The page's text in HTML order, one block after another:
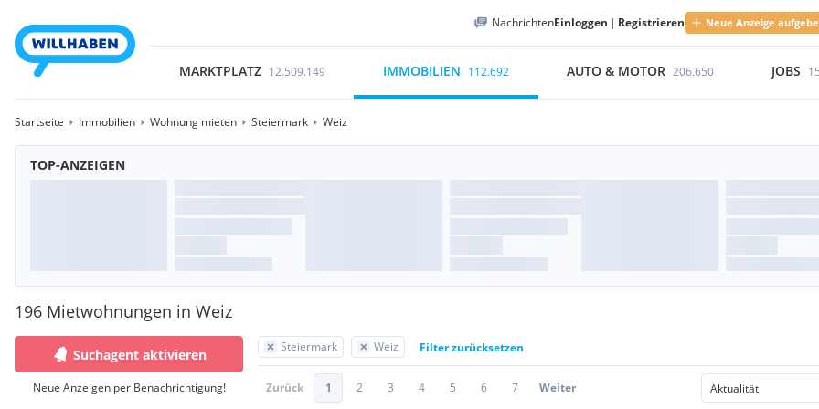
NachrichtenEinloggen | Registrieren Neue Anzeige
MARKTPLATZ 12.509.149 IMMOBILIEN 112.692 AUTO & MOTOR 206.650 JOBS
Startseite Immobilien Wohnung mieten Steiermark Weiz
TOP-ANZEIGEN
196 Mietwohnungen in Weiz
Suchagent aktivieren
Neue Anzeigen per Benachrichtigung!
Steiermark Weiz Filter zurücksetzen
Zurück 1 2 3 4 5 6 7 Weiter